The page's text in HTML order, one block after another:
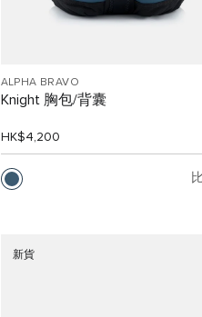
ALPHA BRAVO
Knight 胸包/背囊
HK$4,200
新貨